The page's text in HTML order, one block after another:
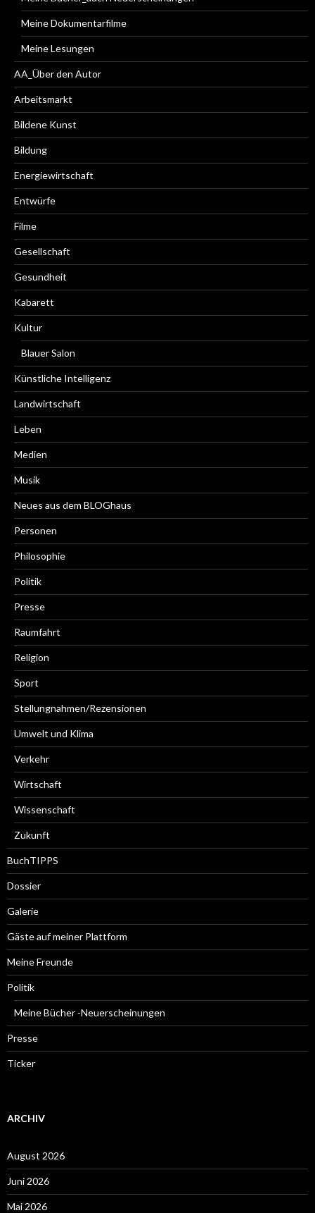
Meine Dokumentarfilme
Meine Lesungen
AA_Über den Autor
Arbeitsmarkt
Bildene Kunst
Bildung
Energiewirtschaft
Entwürfe
Filme
Gesellschaft
Gesundheit
Kabarett
Kultur
Blauer Salon
Künstliche Intelligenz
Landwirtschaft
Leben
Medien
Musik
Neues aus dem BLOGhaus
Personen
Philosophie
Politik
Presse
Raumfahrt
Religion
Sport
Stellungnahmen/Rezensionen
Umwelt und Klima
Verkehr
Wirtschaft
Wissenschaft
Zukunft
BuchTIPPS
Dossier
Galerie
Gäste auf meiner Plattform
Meine Freunde
Politik
Meine Bücher -Neuerscheinungen
Presse
Ticker
ARCHIV
August 2026
Juni 2026
Mai 2026